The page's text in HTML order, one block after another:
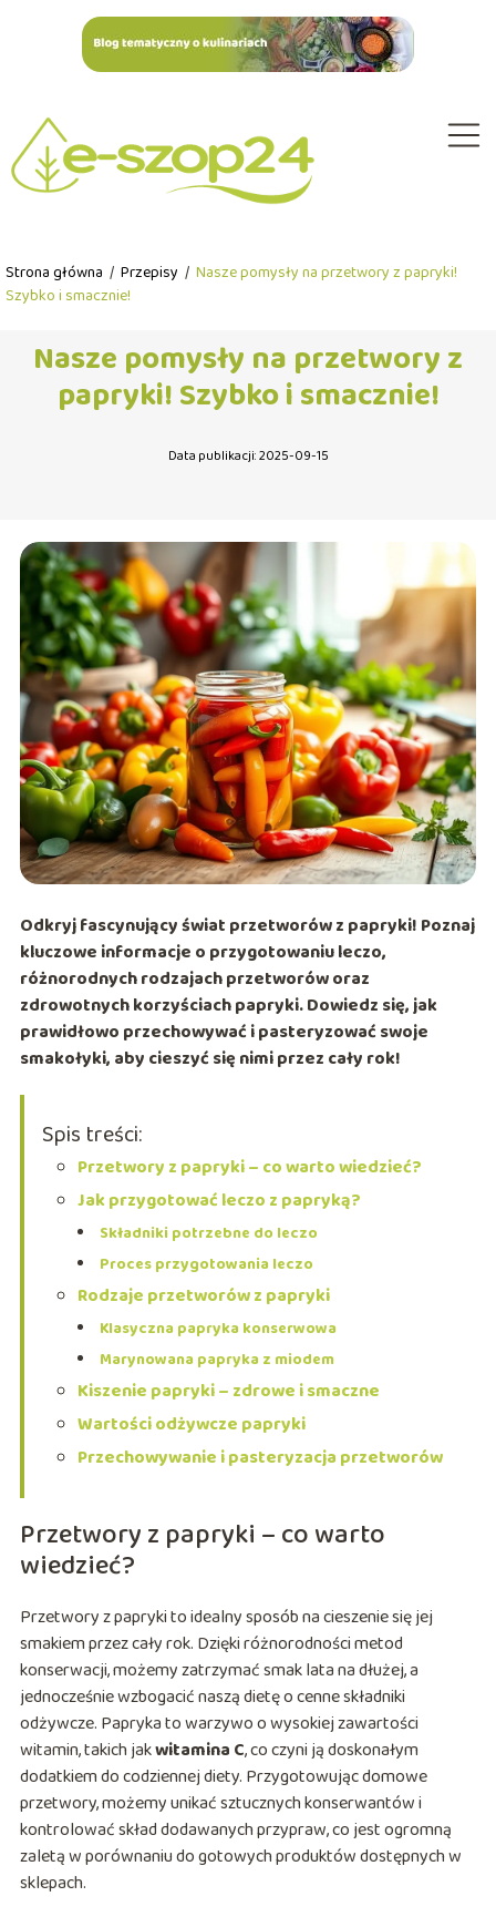
Strona główna / Przepisy / Nasze pomysły na przetwory z papryki!
Szybko i smacznie!
Nasze pomysły na przetwory z
papryki! Szybko i smacznie!
Data publikacji: 2025-09-15
Odkryj fascynujący świat przetworów z papryki! Poznaj
kluczowe informacje o przygotowaniu leczo,
różnorodnych rodzajach przetworów oraz
zdrowotnych korzyściach papryki. Dowiedz się, jak
prawidłowo przechowywać i pasteryzować swoje
smakołyki, aby cieszyć się nimi przez cały rok!
Spis treści:
Przetwory z papryki – co warto wiedzieć?
Jak przygotować leczo z papryką?
Składniki potrzebne do leczo
Proces przygotowania leczo
Rodzaje przetworów z papryki
Klasyczna papryka konserwowa
Marynowana papryka z miodem
Kiszenie papryki – zdrowe i smaczne
Wartości odżywcze papryki
Przechowywanie i pasteryzacja przetworów
Przetwory z papryki – co warto
wiedzieć?
Przetwory z papryki to idealny sposób na cieszenie się jej
smakiem przez cały rok. Dzięki różnorodności metod
konserwacji, możemy zatrzymać smak lata na dłużej, a
jednocześnie wzbogacić naszą dietę o cenne składniki
odżywcze. Papryka to warzywo o wysokiej zawartości
witamin, takich jakwitamina C, co czyni ją doskonałym
dodatkiem do codziennej diety. Przygotowując domowe
przetwory, możemy unikać sztucznych konserwantów i
kontrolować skład dodawanych przypraw, co jest ogromną
zaletą w porównaniu do gotowych produktów dostępnych w
sklepach.